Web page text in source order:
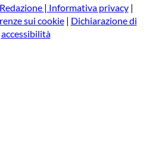
a
Redazione | Informativa privacy|
sui cookie| Dichiarazione di
accessibilità